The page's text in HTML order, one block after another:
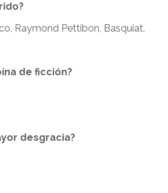
Raymond Pettibon, Basquiat.
de ficción?
desgracia?